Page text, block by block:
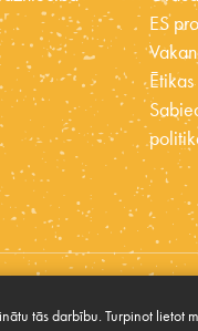
ES
tās darbību. Turpinot lietot